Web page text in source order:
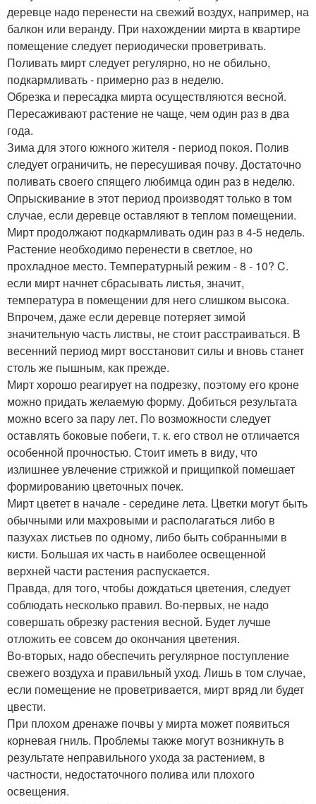
деревце надо перенести на свежий воздух, например, на
балкон или веранду. При нахождении мирта в квартире
помещение следует периодически проветривать.
Поливать мирт следует регулярно, но не обильно,
подкармливать - примерно раз в неделю.
Обрезка и пересадка мирта осуществляются весной.
Пересаживают растение не чаще, чем один раз в два
года.
Зима для этого южного жителя - период покоя. Полив
следует ограничить, не пересушивая почву. Достаточно
поливать своего спящего любимца один раз в неделю.
Опрыскивание в этот период производят только в том
случае, если деревце оставляют в теплом помещении.
Мирт продолжают подкармливать один раз в 4-5 недель.
Растение необходимо перенести в светлое, но
прохладное место. Температурный режим - 8 - 10? C.
если мирт начнет сбрасывать листья, значит,
температура в помещении для него слишком высока.
Впрочем, даже если деревце потеряет зимой
значительную часть листвы, не стоит расстраиваться. В
весенний период мирт восстановит силы и вновь станет
столь же пышным, как прежде.
Мирт хорошо реагирует на подрезку, поэтому его кроне
можно придать желаемую форму. Добиться результата
можно всего за пару лет. По возможности следует
оставлять боковые побеги, т. к. его ствол не отличается
особенной прочностью. Стоит иметь в виду, что
излишнее увлечение стрижкой и прищипкой помешает
формированию цветочных почек.
Мирт цветет в начале - середине лета. Цветки могут быть
обычными или махровыми и располагаться либо в
пазухах листьев по одному, либо быть собранными в
кисти. Большая их часть в наиболее освещенной
верхней части растения распускается.
Правда, для того, чтобы дождаться цветения, следует
соблюдать несколько правил. Во-первых, не надо
совершать обрезку растения весной. Будет лучше
отложить ее совсем до окончания цветения.
Во-вторых, надо обеспечить регулярное поступление
свежего воздуха и правильный уход. Лишь в том случае,
если помещение не проветривается, мирт вряд ли будет
цвести.
При плохом дренаже почвы у мирта может появиться
корневая гниль. Проблемы также могут возникнуть в
результате неправильного ухода за растением, в
частности, недостаточного полива или плохого
освещения.